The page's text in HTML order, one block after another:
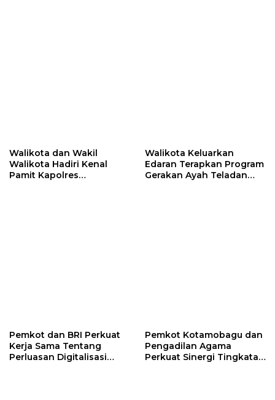
Walikota dan Wakil
Walikota Hadiri Kenal
Pamit Kapolres
Walikota Keluarkan
Edaran Terapkan Program
Gerakan Ayah Teladan
Pemkot dan BRI Perkuat
Kerja Sama Tentang
Perluasan Digitalisasi
Pemkot Kotamobagu dan
Pengadilan Agama
Perkuat Sinergi Tingkatan